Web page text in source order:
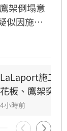
架倒塌意
似因施工
現場粉塵
持正常運
確保商場
LaLaport施工
花板、鷹架突掉
4小時前